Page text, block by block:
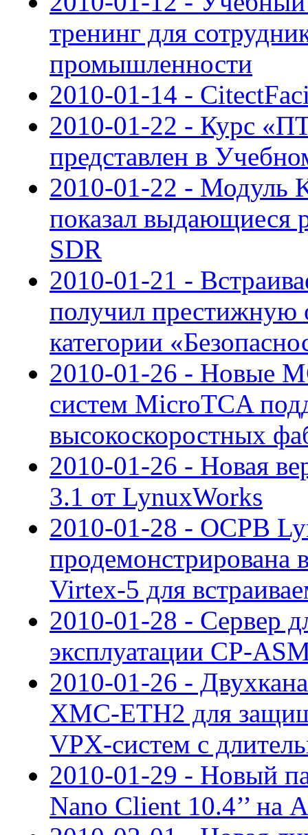
тренинг для
промышленности
2010-01-14 -
2010-01-22 - Курс
представлен в
2010-01-22 - Модуль
показал выдающиеся
SDR
2010-01-21 -
получил престижную
категории
2010-01-26 - Новые
систем MicroTCA
высокоскоростных
2010-01-26 - Новая
3.1 от LynuxWorks
2010-01-28 - ОСРВ
продемонстрирована
Virtex-5 для
2010-01-28 - Сервер
эксплуатации CP-
2010-01-26 -
XMC-ETH2 для
VPX-систем с
2010-01-29 - Новый
Nano Client 10.4’’ на